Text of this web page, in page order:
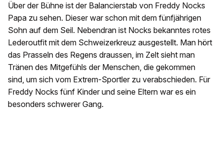
Über der Bühne ist der Balancierstab von Freddy Nocks
Papa zu sehen. Dieser war schon mit dem fünfjährigen
Sohn auf dem Seil. Nebendran ist Nocks bekanntes rotes
Lederoutfit mit dem Schweizerkreuz ausgestellt. Man hört
das Prasseln des Regens draussen, im Zelt sieht man
Tränen des Mitgefühls der Menschen, die gekommen
sind, um sich vom Extrem-Sportler zu verabschieden. Für
Freddy Nocks fünf Kinder und seine Eltern war es ein
besonders schwerer Gang.